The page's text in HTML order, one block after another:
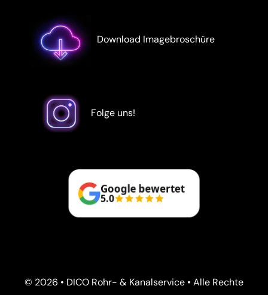
Download Imagebroschüre
Folge uns!
Google bewertet
5.0
© 2026 • DICO Rohr- & Kanalservice • Alle Rechte